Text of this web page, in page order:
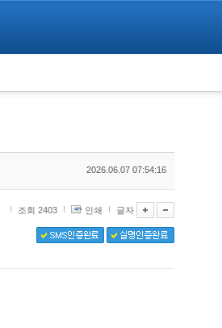
2026.06.07 07:54:16
조회 2403 인쇄 글자